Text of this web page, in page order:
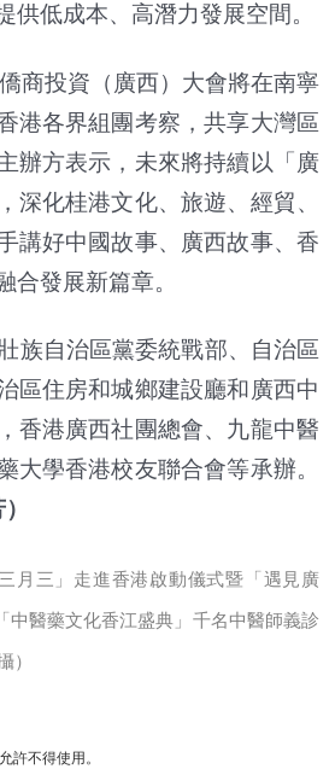
供低成本、高潛力發展空間。
商投資（廣西）大會將在南寧
港各界組團考察，共享大灣區
辦方表示，未來將持續以「廣
深化桂港文化、旅遊、經貿、
講好中國故事、廣西故事、香
合發展新篇章。
族自治區黨委統戰部、自治區
區住房和城鄉建設廳和廣西中
香港廣西社團總會、九龍中醫
大學香港校友聯合會等承辦。
月三」走進香港啟動儀式暨「遇見廣
中醫藥文化香江盛典」千名中醫師義診
）
許不得使用。